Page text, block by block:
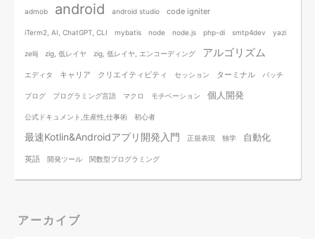
admob android android studio code igniter
iTerm2, AI, ChatGPT, CLI mybatis node node.js php-di smtp4dev yazi
zellij zig, 低レイヤ zig, 低レイヤ, エンコーディング アルゴリズム
エディタ キャリア クリエイティビティ セッション ターミナル バッチ
ブログ プログラミング言語 マクロ モチベーション 個人開発
公式ドキュメント,生産性,仕事術 初心者
最速Kotlin&Androidアプリ開発入門 正規表現 独学 自動化
英語 開発ツール 関数型プログラミング
アーカイブ